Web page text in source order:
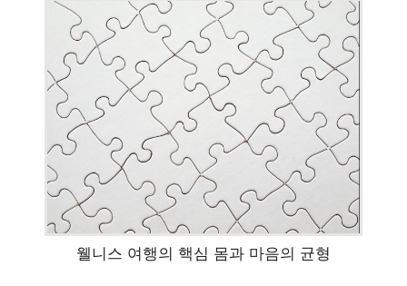
웰니스 여행의 핵심 몸과 마음의 균형